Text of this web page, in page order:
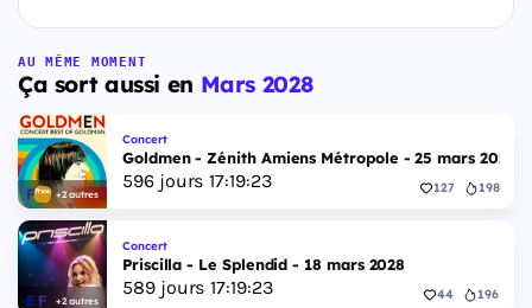
AU MÊME MOMENT
Ça sort aussi en Mars 2028
+2 autres
Concert
Goldmen - Zénith Amiens Métropole - 25 mars 2028
596jours 17:19:22 127 198
+2 autres
Concert
Priscilla - Le Splendid - 18 mars 2028
589jours 17:19:22 44 196